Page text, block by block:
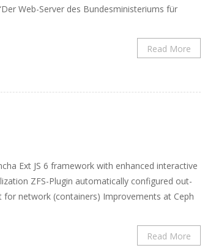
Web-Server des Bundesministeriums für
Read More
Ext JS 6 framework with enhanced interactive
ZFS-Plugin automatically configured out-
network (containers) Improvements at Ceph
Read More